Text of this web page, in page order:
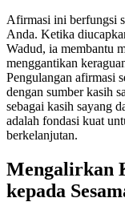
Afirmasi ini berfungsi
Anda. Ketika
Wadud, ia membantu
menggantikan
Pengulangan afirmasi
dengan sumber kasih
sebagai kasih sayang
adalah fondasi kuat
berkelanjutan.
Mengalirkan
kepada